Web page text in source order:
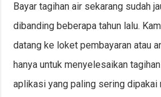
Bayar tagihan air sekarang sudah
dibanding beberapa tahun lalu.
datang ke loket pembayaran atau
hanya untuk menyelesaikan
aplikasi yang paling sering dipakai